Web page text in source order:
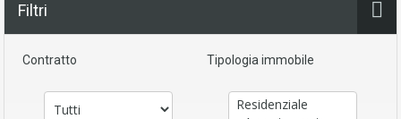
Filtri
Contratto Tipologia immobile